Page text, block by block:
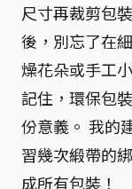
尺寸再裁剪包
後，別忘了在
燥花朵或手工
記住，環保包
份意義。 我的
習幾次緞帶的
成所有包裝！